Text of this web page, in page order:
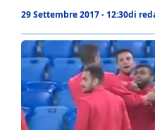
29 Settembre 2017 - 12:30di